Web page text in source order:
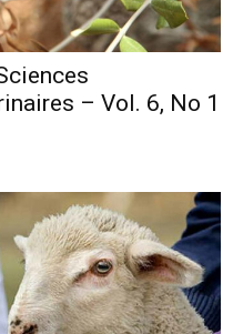
– Vol. 6, No 1